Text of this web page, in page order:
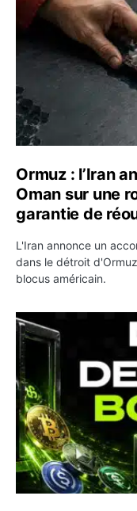
Ormuz : l’Iran
Oman sur une
garantie de
L'Iran annonce un
dans le détroit
blocus américain.
OKX relance une